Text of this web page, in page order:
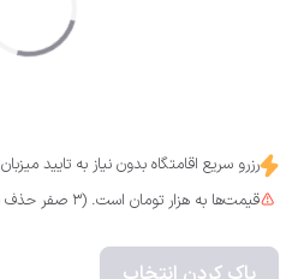
رزرو سریع اقامتگاه بدون نیاز به تایید میزبان
قیمت‌ها به هزار تومان است. (3 صفر حذف شده)